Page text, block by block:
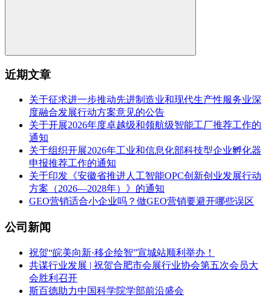
近期文章
关于征求进一步推动先进制造业和现代生产性服务业深
度融合发展行动方案意见的公告
关于开展2026年度卓越级和领航级智能工厂推荐工作的
通知
关于组织开展2026年工业和信息化部科技型企业孵化器
申报推荐工作的通知
关于印发《安徽省推进人工智能OPC创新创业发展行动
方案（2026—2028年）》的通知
GEO营销适合小企业吗？做GEO营销要避开哪些误区
公司新闻
祝贺“皖美向新·移企绘智”宣城站顺利举办！
共谋行业发展 | 祝贺合肥市会展行业协会第五次会员大
会胜利召开
斯百德助力中国科学院学部前沿盛会